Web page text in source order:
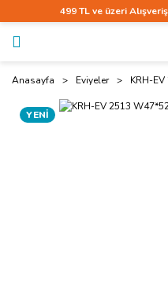
499 TL ve üzeri
Anasayfa Eviyeler KRH-EV
YENİ